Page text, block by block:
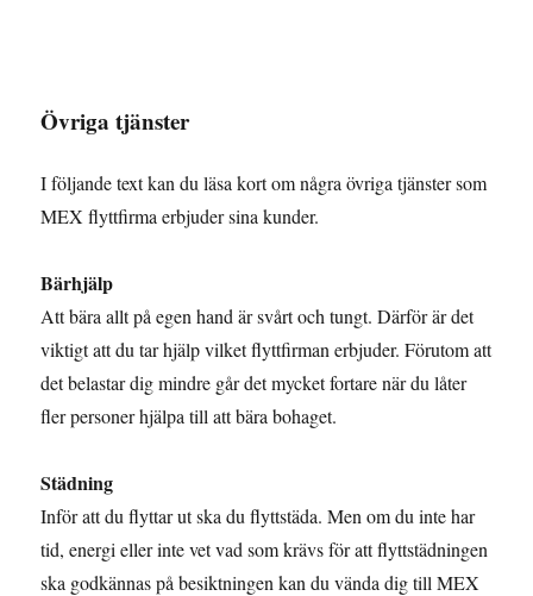
Övriga tjänster
I följande text kan du läsa kort om några övriga tjänster som
MEX flyttfirma erbjuder sina kunder.
Bärhjälp
Att bära allt på egen hand är svårt och tungt. Därför är det
viktigt att du tar hjälp vilket flyttfirman erbjuder. Förutom att
det belastar dig mindre går det mycket fortare när du låter
fler personer hjälpa till att bära bohaget.
Städning
Inför att du flyttar ut ska du flyttstäda. Men om du inte har
tid, energi eller inte vet vad som krävs för att flyttstädningen
ska godkännas på besiktningen kan du vända dig till MEX